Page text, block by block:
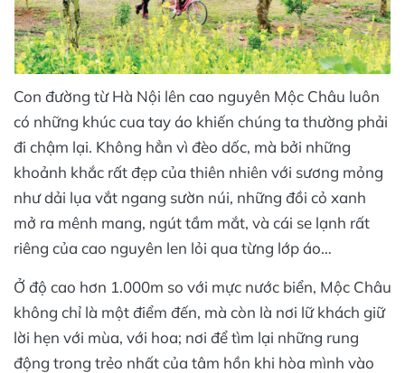
Con đường từ Hà Nội lên cao nguyên Mộc Châu luôn
có những khúc cua tay áo khiến chúng ta thường phải
đi chậm lại. Không hẳn vì đèo dốc, mà bởi những
khoảnh khắc rất đẹp của thiên nhiên với sương mỏng
như dải lụa vắt ngang sườn núi, những đồi cỏ xanh
mở ra mênh mang, ngút tầm mắt, và cái se lạnh rất
riêng của cao nguyên len lỏi qua từng lớp áo…
Ở độ cao hơn 1.000m so với mực nước biển, Mộc Châu
không chỉ là một điểm đến, mà còn là nơi lữ khách giữ
lời hẹn với mùa, với hoa; nơi để tìm lại những rung
động trong trẻo nhất của tâm hồn khi hòa mình vào